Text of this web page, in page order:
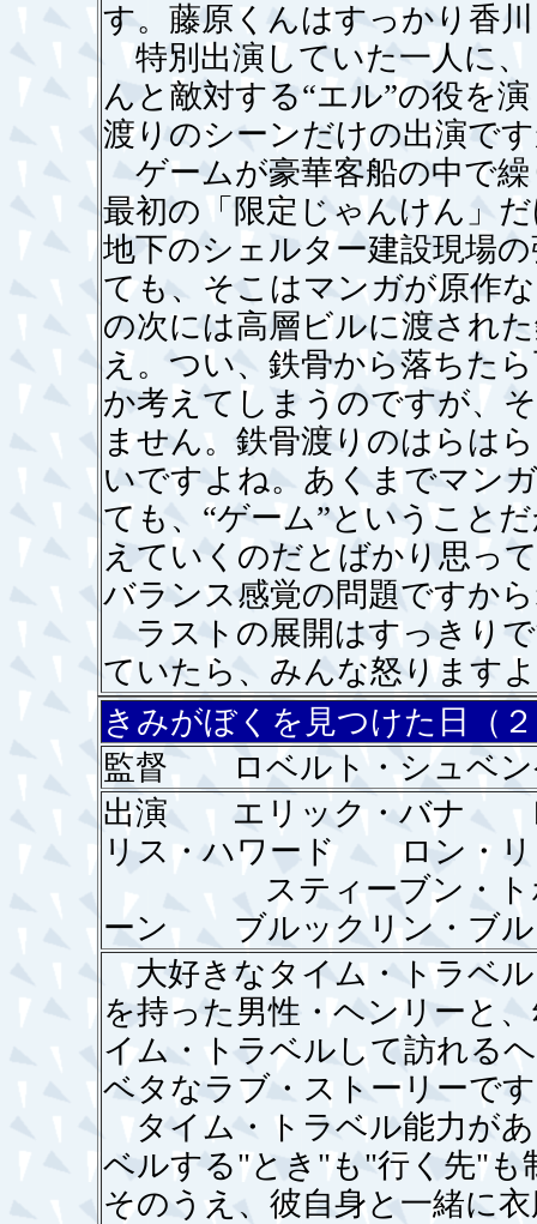
す。藤原くんはすっかり香
特別出演していた一人に
んと敵対する“エル”の役を
渡りのシーンだけの出演で
ゲームが豪華客船の中で
最初の「限定じゃんけん」
地下のシェルター建設現場
ても、そこはマンガが原作
の次には高層ビルに渡され
え。つい、鉄骨から落ちた
か考えてしまうのですが、
ません。鉄骨渡りのはらは
いですよね。あくまでマン
ても、“ゲーム”ということ
えていくのだとばかり思っ
バランス感覚の問題ですか
ラストの展開はすっきり
ていたら、みんな怒ります
きみがぼくを見つけた日（
監督 ロベルト・シュベン
出演 エリック・バナ
リス・ハワード ロン・リ
スティーブン・トボ
ーン ブルックリン・ブル
大好きなタイム・トラベ
を持った男性・ヘンリーと
イム・トラベルして訪れる
ベタなラブ・ストーリーで
タイム・トラベル能力が
ベルする"とき"も"行く先"も
そのうえ、彼自身と一緒に